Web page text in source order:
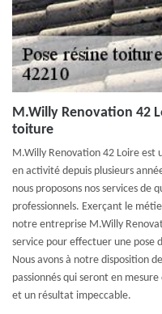
M.Willy Renovation 42
toiture
M.Willy Renovation 42 Loire est
en activité depuis plusieurs
nous proposons nos services de
professionnels. Exerçant le
notre entreprise M.Willy
service pour effectuer une pose
Nous avons à notre disposition
passionnés qui seront en
et un résultat impeccable.